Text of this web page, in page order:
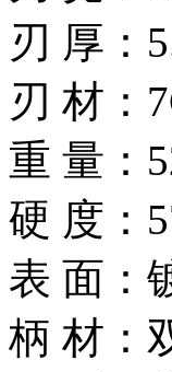
刃 厚：
刃 材：
重 量：
硬 度：
表 面：
柄 材：